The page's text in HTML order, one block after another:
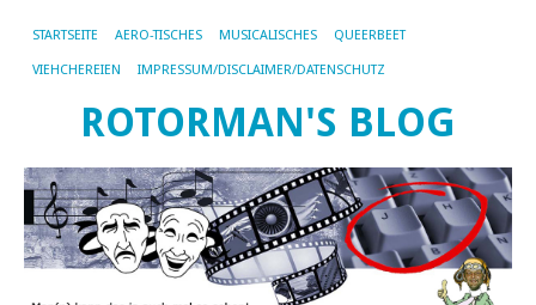
STARTSEITE AERO-TISCHES MUSICALISCHES QUEERBEET
VIEHCHEREIEN IMPRESSUM/DISCLAIMER/DATENSCHUTZ
ROTORMAN'S BLOG